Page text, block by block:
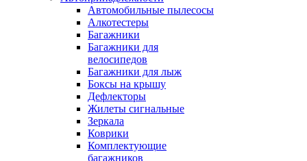
Автомобильные пылесосы
Алкотестеры
Багажники
Багажники для
велосипедов
Багажники для лыж
Боксы на крышу
Дефлекторы
Жилеты сигнальные
Зеркала
Коврики
Комплектующие
багажников